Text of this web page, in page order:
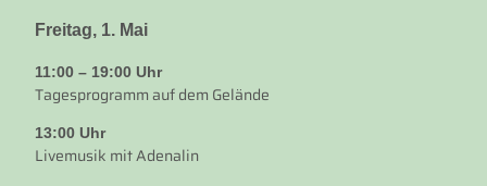
Freitag, 1. Mai
11:00 – 19:00 Uhr
Tagesprogramm auf dem Gelände
13:00 Uhr
Livemusik mit Adenalin